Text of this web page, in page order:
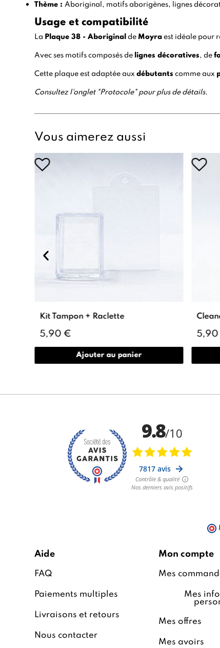
Thème : Aboriginal, motifs aborigènes, lignes
Usage et compatibilité
La Plaque 38 - Aboriginal de Moyra est idéale pour
Avec ses motifs composés de lignes décoratives , de
Cette plaque est adaptée auxdébutants comme aux
Consultez l'onglet "Protocole" pour plus de détails.
Vous aimerez aussi
Kit Tampon + Raclette
5,90 €
Ajouter au panier
Aide
FAQ
Paiements multiples
Livraisons et retours
Nous contacter
Mon compte
Mes
Mes
Mes offres
Mes avoirs